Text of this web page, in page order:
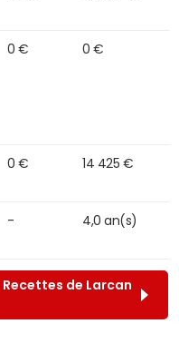
0 € 0 €
0 € 14 425 €
- 4,0 an(s)
Recettes de Larcan